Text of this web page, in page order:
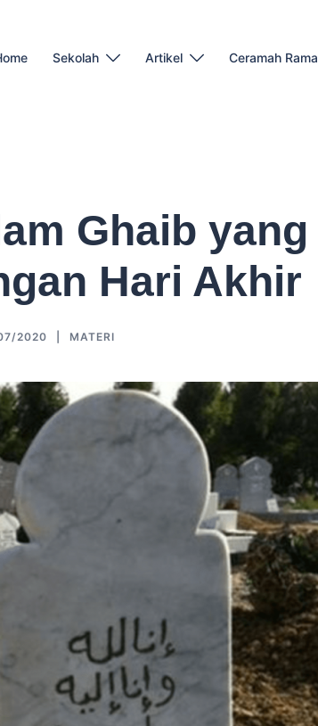
Sekolah Artikel Ceramah
Ghaib yang
Hari Akhir
2020 MATERI